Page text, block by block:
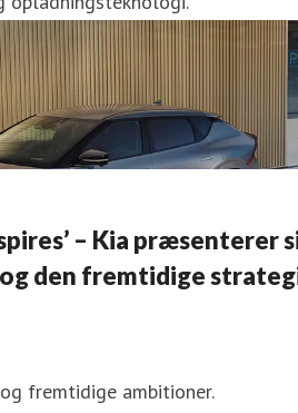
– Kia præsenterer
den fremtidige
fremtidige ambitioner.